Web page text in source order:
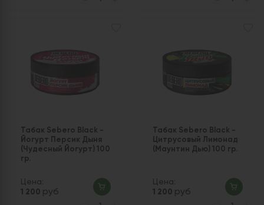
Табак Sebero Black -
Йогурт Персик Дыня
(Чудесный Йогурт) 100
гр.
Цена:
1 200 руб
Табак Sebero Black -
Цитрусовый Лимонад
(Маунтин Дью) 100 гр.
Цена:
1 200 руб